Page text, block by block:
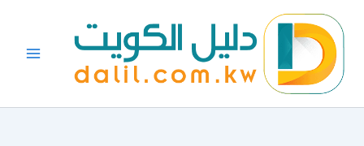
المحتوى